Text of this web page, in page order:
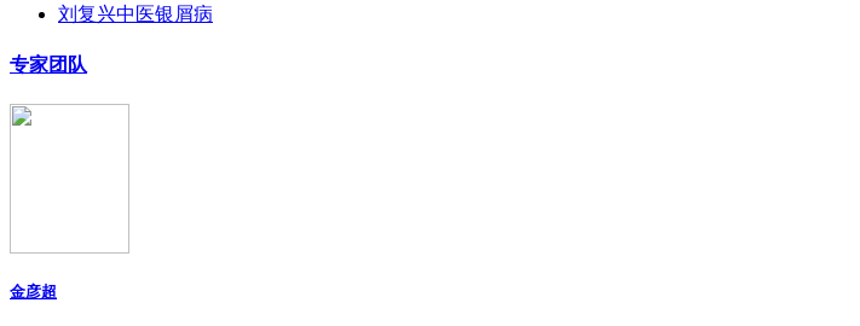
刘复兴中医银屑病
专家团队
金彦超